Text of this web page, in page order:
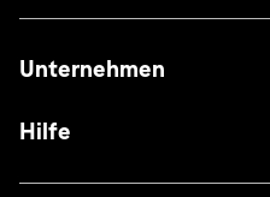
Unternehmen
Hilfe